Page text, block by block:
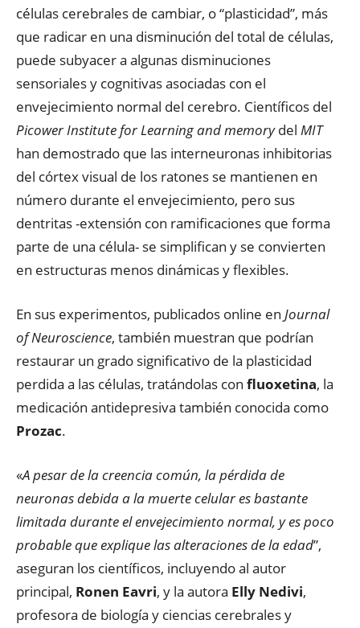
células cerebrales de cambiar, o “plasticidad”, más
que radicar en una disminución del total de células,
puede subyacer a algunas disminuciones
sensoriales y cognitivas asociadas con el
envejecimiento normal del cerebro. Científicos del
Picower Institute for Learning and memorydel MIT
han demostrado que las interneuronas inhibitorias
del córtex visual de los ratones se mantienen en
número durante el envejecimiento, pero sus
dentritas -extensión con ramificaciones que forma
parte de una célula- se simplifican y se convierten
en estructuras menos dinámicas y flexibles.
En sus experimentos, publicados online en Journal
of Neuroscience, también muestran que podrían
restaurar un grado significativo de la plasticidad
perdida a las células, tratándolas con fluoxetina, la
medicación antidepresiva también conocida como
Prozac.
«A pesar de la creencia común, la pérdida de
neuronas debida a la muerte celular es bastante
limitada durante el envejecimiento normal, y es poco
probable que explique las alteraciones de la edad”,
aseguran los científicos, incluyendo al autor
principal, Ronen Eavri, y la autora Elly Nedivi,
profesora de biología y ciencias cerebrales y